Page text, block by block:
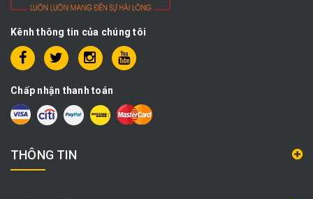
Kênh thông tin của chúng tôi
Chấp nhận thanh toán
THÔNG TIN